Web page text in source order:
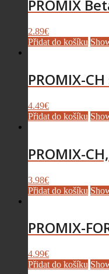
PROMIX
2.89€
Přidat do košíku
PROMIX-
4.49€
Přidat do košíku
PROMIX-
3.98€
Přidat do košíku
PROMIX-
4.99€
Přidat do košíku